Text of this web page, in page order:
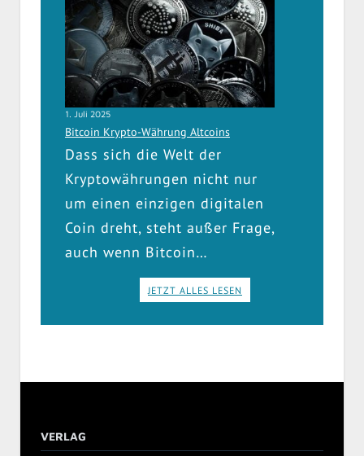
1. Juli 2025
Bitcoin Krypto-Währung Altcoins
Dass sich die Welt der
Kryptowährungen nicht nur
um einen einzigen digitalen
Coin dreht, steht außer Frage,
auch wenn Bitcoin…
JETZT ALLES LESEN
VERLAG